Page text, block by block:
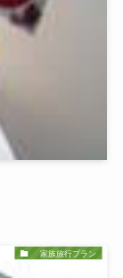
家族旅行プラン